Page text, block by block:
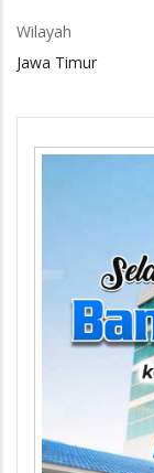
Wilayah
Jawa Timur